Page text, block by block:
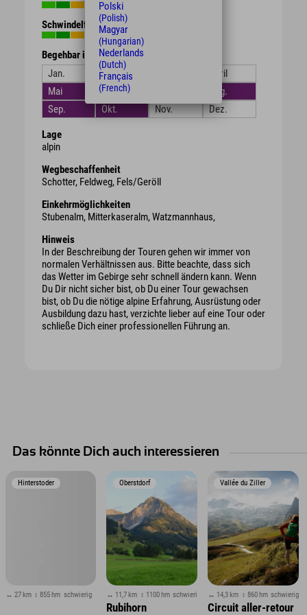
Schwindelfreiheit
Begehbar in den Monaten
Jan.
Feb.
April
Mai
Juni
Aug.
Sep.
Okt. Nov. Dez.
Lage
alpin
Wegbeschaffenheit
Schotter, Feldweg, Fels/Geröll
Einkehrmöglichkeiten
Stubenalm, Mitterkaseralm, Watzmannhaus,
Hinweis
In der Beschreibung der Touren gehen wir immer von
normalen Verhältnissen aus. Bitte beachte, dass sich
das Wetter im Gebirge sehr schnell ändern kann. Wenn
Du Dir nicht sicher bist, ob Du einer Tour gewachsen
bist, ob Du die nötige alpine Erfahrung, Ausrüstung oder
Ausbildung dazu hast, verzichte lieber auf eine Tour oder
schließe Dich einer professionellen Führung an.
Das könnte Dich auch interessieren
Hinterstoder
↔ 27 km ↕ 855 hm schwierig
Oberstdorf
↔ 11,7 km ↕ 1100 hm schwierig
Rubihorn
Vallée du Ziller
↔ 14,3 km ↕ 860 hm schwierig
Circuit aller-retour
Polski
(Polish)
Magyar
(Hungarian)
Nederlands
(Dutch)
Français
(French)